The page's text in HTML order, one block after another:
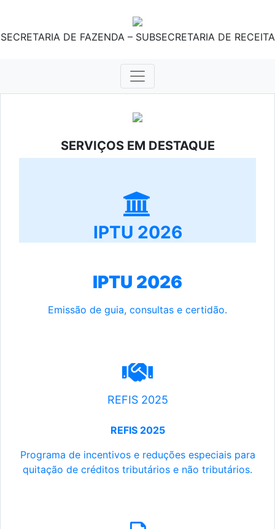
SECRETARIA DE FAZENDA – SUBSECRETARIA DE RECEITA
SERVIÇOS EM DESTAQUE
IPTU 2026
IPTU 2026
Emissão de guia, consultas e certidão.
REFIS 2025
REFIS 2025
Programa de incentivos e reduções especiais para
quitação de créditos tributários e não tributários.